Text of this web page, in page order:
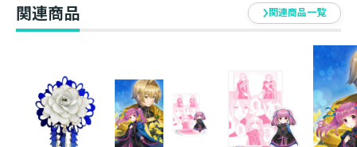
関連商品 関連商品一覧